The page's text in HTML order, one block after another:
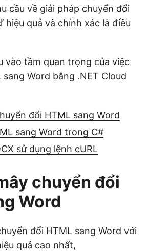
cầu về giải pháp chuyển đổi
hiệu quả và chính xác là điều
vào tầm quan trọng của việc
Word bằng .NET Cloud
đổi HTML sang Word
sang Word trong C#
sử dụng lệnh cURL
chuyển đổi
Word
đổi HTML sang Word với
quả cao nhất,